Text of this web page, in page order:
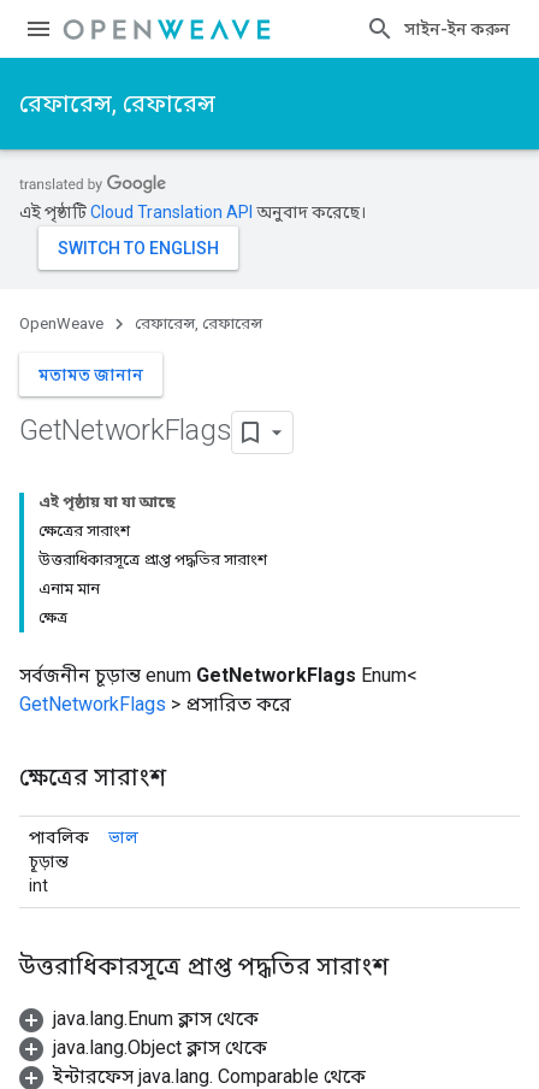
সাইন-ইন করুন
রেফারেন্স, রেফারেন্স
এই পৃষ্ঠাটিCloud Translation API অনুবাদ করেছে।
OpenWeave রেফারেন্স, রেফারেন্স
মতামত জানান
GetNetworkFlags
এই পৃষ্ঠায় যা যা আছে
ক্ষেত্রের সারাংশ
উত্তরাধিকারসূত্রে প্রাপ্ত পদ্ধতির সারাংশ
এনাম মান
ক্ষেত্র
সর্বজনীন চূড়ান্ত enum GetNetworkFlags Enum<
GetNetworkFlags > প্রসারিত করে
ক্ষেত্রের সারাংশ
পাবলিক
চূড়ান্ত
int
ভাল
উত্তরাধিকারসূত্রে প্রাপ্ত পদ্ধতির সারাংশ
java.lang.Enum ক্লাস থেকে
java.lang.Object ক্লাস থেকে
ইন্টারফেস java.lang. Comparable থেকে